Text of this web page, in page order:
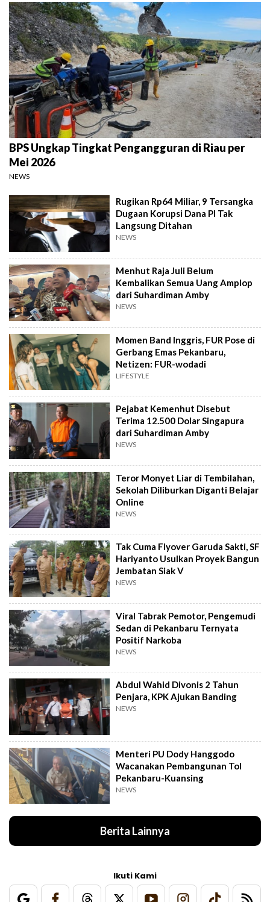
BPS Ungkap Tingkat Pengangguran di Riau per
Mei 2026
NEWS
Rugikan Rp64 Miliar, 9 Tersangka
Dugaan Korupsi Dana PI Tak
Langsung Ditahan
NEWS
Menhut Raja Juli Belum
Kembalikan Semua Uang Amplop
dari Suhardiman Amby
NEWS
Momen Band Inggris, FUR Pose di
Gerbang Emas Pekanbaru,
Netizen: FUR-wodadi
LIFESTYLE
Pejabat Kemenhut Disebut
Terima 12.500 Dolar Singapura
dari Suhardiman Amby
NEWS
Teror Monyet Liar di Tembilahan,
Sekolah Diliburkan Diganti Belajar
Online
NEWS
Tak Cuma Flyover Garuda Sakti, SF
Hariyanto Usulkan Proyek Bangun
Jembatan Siak V
NEWS
Viral Tabrak Pemotor, Pengemudi
Sedan di Pekanbaru Ternyata
Positif Narkoba
NEWS
Abdul Wahid Divonis 2 Tahun
Penjara, KPK Ajukan Banding
NEWS
Menteri PU Dody Hanggodo
Wacanakan Pembangunan Tol
Pekanbaru-Kuansing
NEWS
Berita Lainnya
Ikuti Kami